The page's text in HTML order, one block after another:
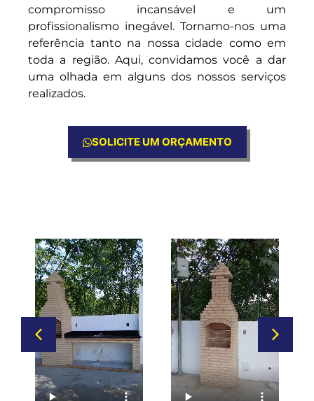
compromisso incansável e um
profissionalismo inegável. Tornamo-nos uma
referência tanto na nossa cidade como em
toda a região. Aqui, convidamos você a dar
uma olhada em alguns dos nossos serviços
realizados.
SOLICITE UM ORÇAMENTO